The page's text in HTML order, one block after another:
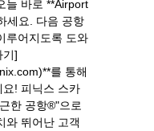
늘 바로 **Airport
세요. 다음 공항
루어지도록 도와
기]
를 통해
! 피닉스 스카
한 공항®"으로
와 뛰어난 고객